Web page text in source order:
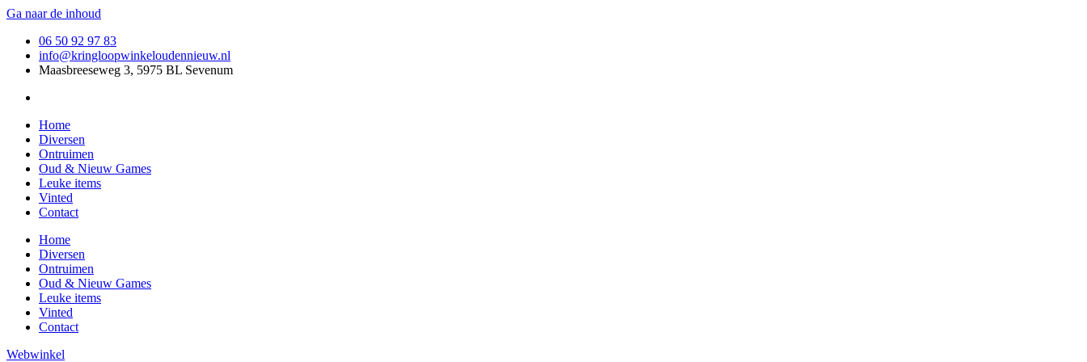
Ga naar de inhoud
06 50 92 97 83
info@kringloopwinkeloudennieuw.nl
Maasbreeseweg 3, 5975 BL Sevenum
Home
Diversen
Ontruimen
Oud & Nieuw Games
Leuke items
Vinted
Contact
Home
Diversen
Ontruimen
Oud & Nieuw Games
Leuke items
Vinted
Contact
Webwinkel